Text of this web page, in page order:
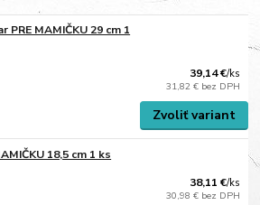
PRE MAMIČKU 29 cm 1
39,14 €/ks
31,82 € bez DPH
Zvoliť variant
18,5 cm 1 ks
38,11 €/ks
30,98 € bez DPH